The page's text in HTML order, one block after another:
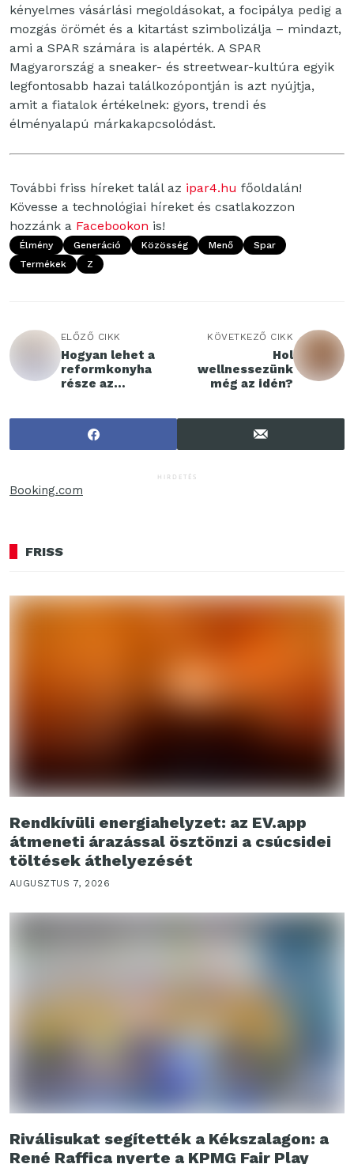
kényelmes vásárlási megoldásokat, a focipálya pedig a
mozgás örömét és a kitartást szimbolizálja – mindazt,
ami a SPAR számára is alapérték. A SPAR
Magyarország a sneaker- és streetwear-kultúra egyik
legfontosabb hazai találkozópontján is azt nyújtja,
amit a fiatalok értékelnek: gyors, trendi és
élményalapú márkakapcsolódást.
További friss híreket talál az ipar4.hu főoldalán!
Kövesse a technológiai híreket és csatlakozzon
hozzánk a Facebookon is!
Élmény Generáció Közösség Menő
Spar
Termékek
Z
ELŐZŐ CIKK
Hogyan lehet a
reformkonyha
része az
KÖVETKEZŐ CIKK
Hol
wellnessezünk
még az idén?
HIRDETÉS
Booking.com
FRISS
Rendkívüli energiahelyzet: az EV.app
átmeneti árazással ösztönzi a csúcsidei
töltések áthelyezését
AUGUSZTUS 7, 2026
Riválisukat segítették a Kékszalagon: a
René Raffica nyerte a KPMG Fair Play